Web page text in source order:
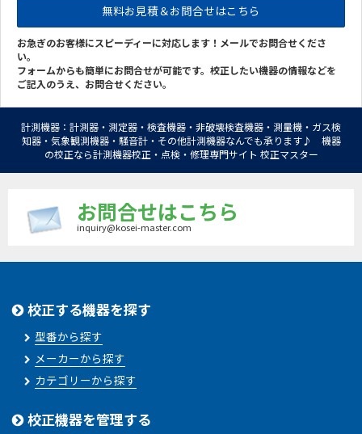
無料お見積＆お問合せはこちら
お急ぎのお客様にスピーディーに対応します！メールでお問合せくださ
い。
フォームからも簡単にお問合せが可能です。校正したい機器の情報などを
ご記入のうえ、お問合せください。
計測機器：計測器・測定器・検査機器・非破壊検査機器・測量機・ガス検
知器・気象観測機器・騒音計・その他計測機器なんでも承ります♪ 機器
の校正なら計測機器校正・点検・修理専門サイト 校正マスター
お問合せはこちら
inquiry@kosei-master.com
校正する機器を探す
型番から探す
メーカーから探す
カテゴリーから探す
校正機器を管理する